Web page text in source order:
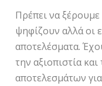
Πρέπει να ξέρουμε
ψηφίζουν αλλά οι
αποτελέσματα.
την αξιοπιστία
αποτελεσμάτων